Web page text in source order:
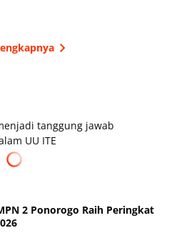
tanggung jawab
UU ITE
2 Ponorogo Raih Peringkat